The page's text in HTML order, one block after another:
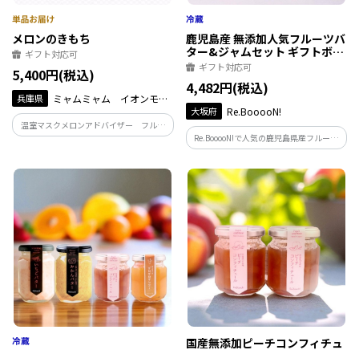
メロンのきもち
ギフト対応可
5,400円(税込)
兵庫県
ミャムミャム イオンモー
ル伊丹店
温室マスクメロンアドバイザー フルー
ツ & ベジタブルジュニアマイスター
厳選してお届けします。
鹿児島産 無添加人気フルーツバ
ター&ジャムセット ギフトボッ
クスギフト対応可
4,482円(税込)
大坂府 Re.BooooN!
Re.BooooN!で人気の鹿児島県産フルーツ
を使った、フルーツバター1種とジャム2
種を詰め合わせました。
国産無添加ピーチコンフィチュ